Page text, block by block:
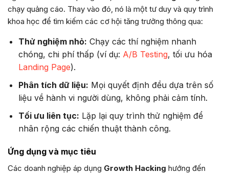
chạy quảng cáo. Thay vào đó, nó là một tư duy và quy trình
khoa học để tìm kiếm các cơ hội tăng trưởng thông qua:
Thử nghiệm nhỏ: Chạy các thí nghiệm nhanh
chóng, chi phí thấp (ví dụ: A/B Testing, tối ưu hóa
Landing Page).
Phân tích dữ liệu: Mọi quyết định đều dựa trên số
liệu về hành vi người dùng, không phải cảm tính.
Tối ưu liên tục: Lặp lại quy trình thử nghiệm để
nhân rộng các chiến thuật thành công.
Ứng dụng và mục tiêu
Các doanh nghiệp áp dụng Growth Hacking hướng đến